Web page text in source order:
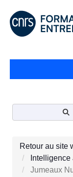
Retour au site
Jumeaux